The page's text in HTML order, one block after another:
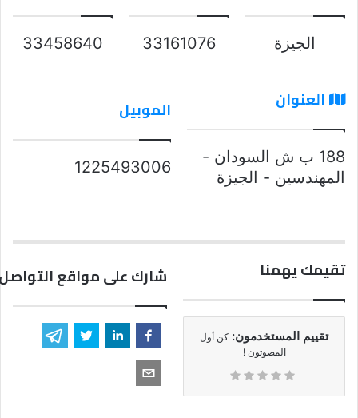
الجيزة 33161076
33458640
العنوان
188 ب ش السودان -
المهندسين - الجيزة
الموبيل
1225493006
تقيمك يهمنا
تقييم المستخدمون: كن أول
المصوتون !
شارك على مواقع